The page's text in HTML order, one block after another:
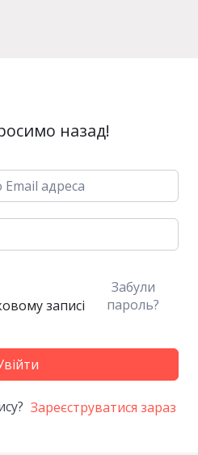
назад!
записі
Забули
пароль?
Зареєструватися зараз